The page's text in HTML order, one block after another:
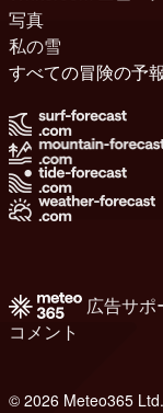
写真
私の雪
すべての冒険の予報
広告サポ
コメント
© 2026 Meteo365